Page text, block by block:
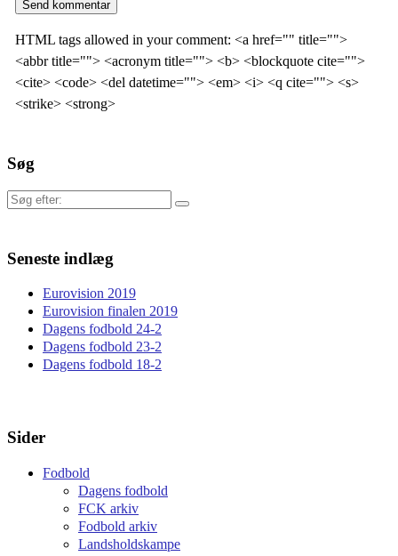
HTML tags allowed in your comment: <a href="" title="">
<abbr title=""> <acronym title=""> <b> <blockquote cite="">
<cite> <code> <del datetime=""> <em> <i> <q cite=""> <s>
<strike> <strong>
Søg
Søg
Seneste indlæg
Eurovision 2019
Eurovision finalen 2019
Dagens fodbold 24-2
Dagens fodbold 23-2
Dagens fodbold 18-2
Sider
Fodbold
Dagens fodbold
FCK arkiv
Fodbold arkiv
Landsholdskampe